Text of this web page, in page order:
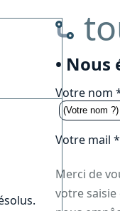
• Nous
Votre nom
Votre mail
Merci de
votre